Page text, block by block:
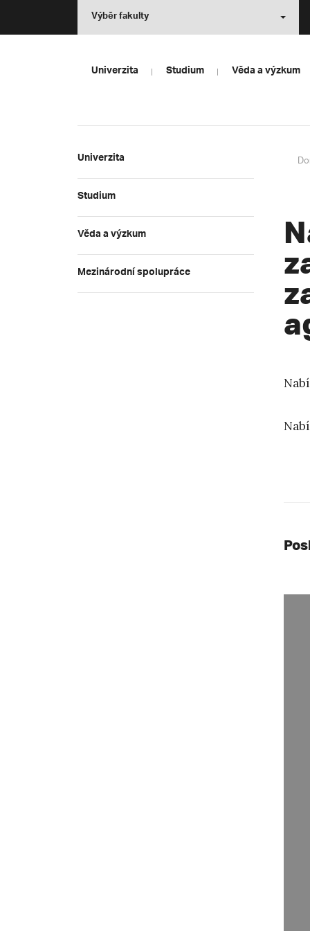
Výběr fakulty
Univerzita Studium Věda a výzkum
Univerzita
Studium
Věda a výzkum
Mezinárodní spolupráce